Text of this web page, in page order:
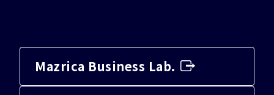
Mazrica Business Lab.